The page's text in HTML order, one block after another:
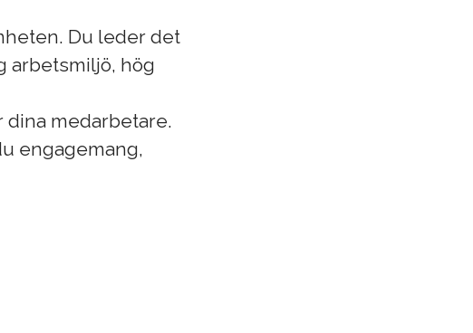
Du leder det
arbetsmiljö, hög
dina medarbetare.
engagemang,